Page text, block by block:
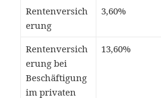
Rentenversich
erung
3,60%
Rentenversich
erung bei
Beschäftigung
im privaten
13,60%